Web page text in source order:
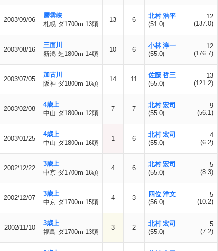
2003/09/06
層雲峡
札幌 ダ1700m 13頭
13 6
北村 浩平
(51.0)
12
(187.0)
2003/08/16
三面川
新潟 芝1800m 14頭
10 6
小林 淳一
(55.0)
12
(176.7)
2003/07/05
加古川
阪神 ダ1800m 16頭
14 11
佐藤 哲三
(55.0)
13
(121.2)
2003/02/08
4歳上
中山 ダ1800m 12頭
7 7
北村 宏司
(55.0)
9
(56.1)
2003/01/25
4歳上
中山 ダ1800m 16頭
1 6
北村 宏司
(55.0)
4
(6.2)
2002/12/22
3歳上
中京 ダ1700m 16頭
4 6
北村 宏司
(55.0)
5
(8.3)
2002/12/07
3歳上
中京 ダ1700m 15頭
4 3
四位 洋文
(56.0)
5
(10.2)
2002/11/10
3歳上
福島 ダ1700m 13頭
3 2
北村 宏司
(55.0)
5
(7.2)